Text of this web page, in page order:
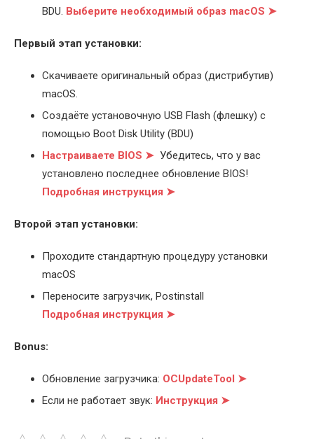
BDU. Выберите необходимый образ macOS ➤
Первый этап установки:
Скачиваете оригинальный образ (дистрибутив)
macOS.
Создаёте установочную USB Flash (флешку) с
помощью Boot Disk Utility (BDU)
Настраиваете BIOS ➤ Убедитесь, что у вас
установлено последнее обновление BIOS!
Подробная инструкция ➤
Второй этап установки:
Проходите стандартную процедуру установки
macOS
Переносите загрузчик, Postinstall
Подробная инструкция ➤
Bonus:
Обновление загрузчика: OCUpdateTool ➤
Если не работает звук: Инструкция ➤